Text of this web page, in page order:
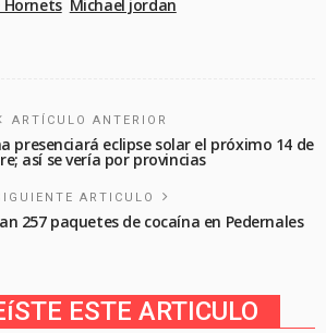
Michael jordan
ARTÍCULO ANTERIOR
presenciará eclipse solar el próximo 14 de
así se vería por provincias
ARTICULO
257 paquetes de cocaína en Pedernales
ESTE ARTICULO